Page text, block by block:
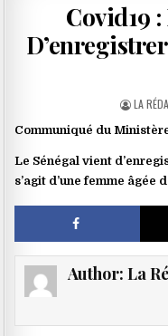
Covid19
LA
Communiqué du
Le Sénégal vient
s’agit d’une femme âgée
Author: La